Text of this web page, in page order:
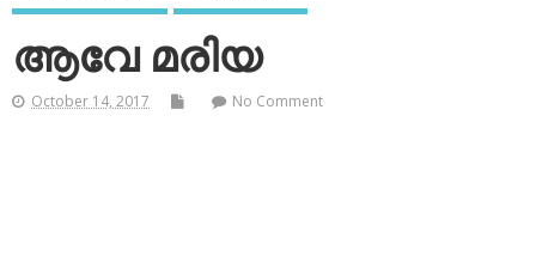
ആവേ മരിയ
October 14, 2017 No Comment